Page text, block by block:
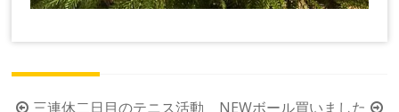
三連休二日目のテニス活動 NEWボール買いました